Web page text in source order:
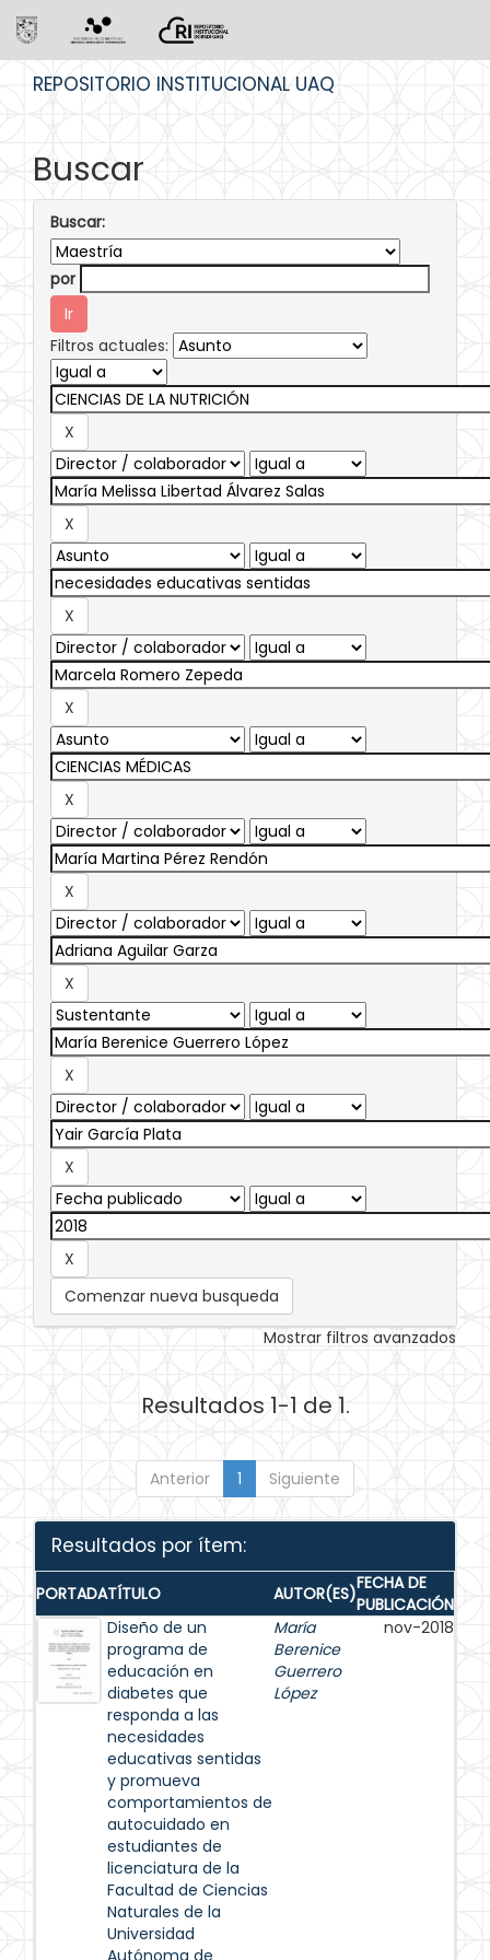
REPOSITORIO INSTITUCIONAL UAQ
Buscar
Buscar:
por
Filtros actuales:
Comenzar nueva busqueda
Mostrar filtros avanzados
Resultados 1-1 de 1.
Anterior 1 Siguiente
Resultados por ítem:
PORTADATÍTULO AUTOR(ES)FECHA DE
PUBLICACIÓN
Diseño de un
programa de
educación en
diabetes que
responda a las
necesidades
educativas sentidas
y promueva
comportamientos de
autocuidado en
estudiantes de
licenciatura de la
Facultad de Ciencias
Naturales de la
Universidad
Autónoma de
María
Berenice
Guerrero
López
nov-2018